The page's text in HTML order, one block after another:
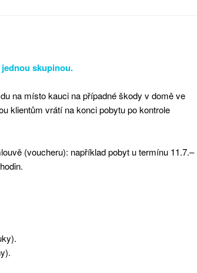
skupinou.
na místo kauci na případné škody v domě ve
klientům vrátí na konci pobytu po kontrole
(voucheru): například pobyt u termínu 11.7.–